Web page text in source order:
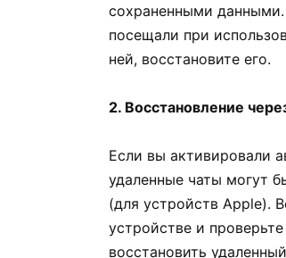
сохраненными
посещали при
ней, восстановите его.
2. Восстановление
Если вы активировали
удаленные чаты могут
(для устройств Apple).
устройстве и
восстановить